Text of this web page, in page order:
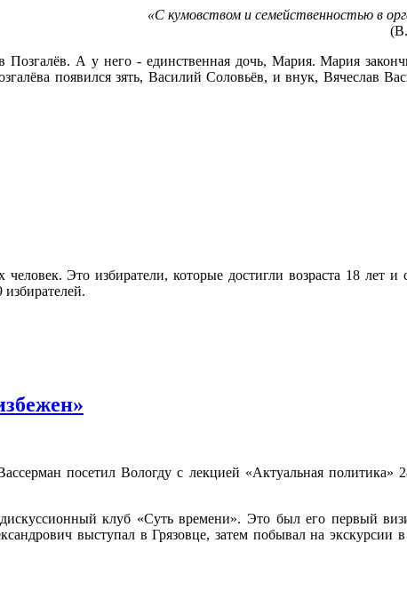
«С кумовством и семейственностью в
Позгалёв. А у него - единственная дочь, Мария. Мария
появился зять, Василий Соловьёв, и внук, Вячеслав
Это избиратели, которые достигли возраста 18 лет
посетил Вологду с лекцией «Актуальная политика»
клуб «Суть времени». Это был его первый
выступал в Грязовце, затем побывал на экскурсии